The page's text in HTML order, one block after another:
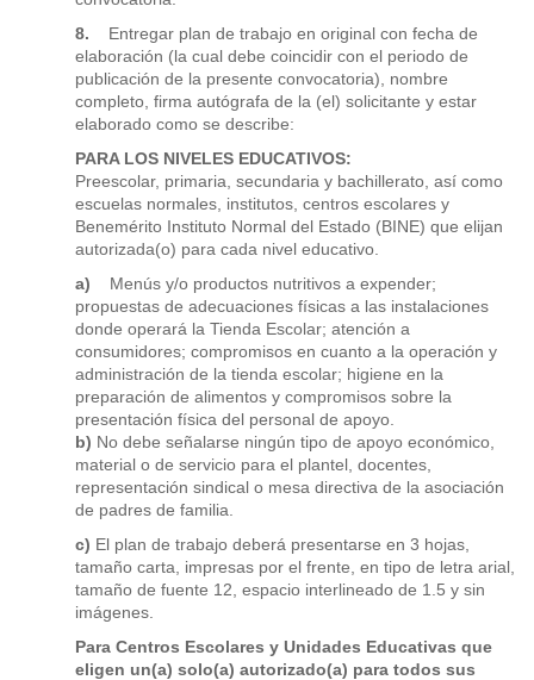
8. Entregar plan de trabajo en original con fecha de
elaboración (la cual debe coincidir con el periodo de
publicación de la presente convocatoria), nombre
completo, firma autógrafa de la (el) solicitante y estar
elaborado como se describe:
PARA LOS NIVELES EDUCATIVOS:
Preescolar, primaria, secundaria y bachillerato, así como
escuelas normales, institutos, centros escolares y
Benemérito Instituto Normal del Estado (BINE) que elijan
autorizada(o) para cada nivel educativo.
a)
Menús y/o productos nutritivos a expender;
propuestas de adecuaciones físicas a las instalaciones
donde operará la Tienda Escolar; atención a
consumidores; compromisos en cuanto a la operación y
administración de la tienda escolar; higiene en la
preparación de alimentos y compromisos sobre la
presentación física del personal de apoyo.
b) No debe señalarse ningún tipo de apoyo económico,
material o de servicio para el plantel, docentes,
representación sindical o mesa directiva de la asociación
de padres de familia.
c) El plan de trabajo deberá presentarse en 3 hojas,
tamaño carta, impresas por el frente, en tipo de letra arial,
tamaño de fuente 12, espacio interlineado de 1.5 y sin
imágenes.
Para Centros Escolares y Unidades Educativas que
eligen un(a) solo(a) autorizado(a) para todos sus